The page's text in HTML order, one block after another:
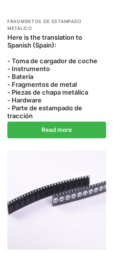
FRAGMENTOS DE ESTAMPADO
METÁLICO
Here is the translation to
Spanish (Spain):
- Toma de cargador de coche
- Instrumento
- Batería
- Fragmentos de metal
- Piezas de chapa metálica
- Hardware
- Parte de estampado de
tracción
Read more